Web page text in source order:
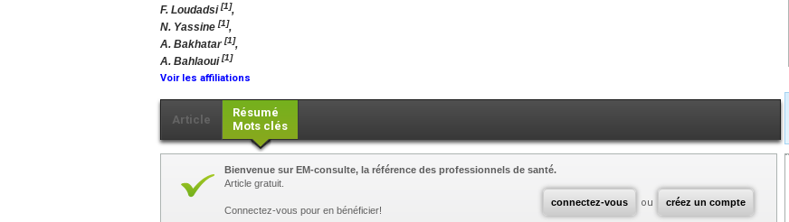
F. Loudadsi[1],
N. Yassine [1],
A. Bakhatar[1],
A. Bahlaoui[1]
Voir les affiliations
Article
Résumé
Mots clés
connectez-vous ou créez un compte
Bienvenue sur EM-consulte, la référence des professionnels de santé.
Article gratuit.
Connectez-vous pour en bénéficier!